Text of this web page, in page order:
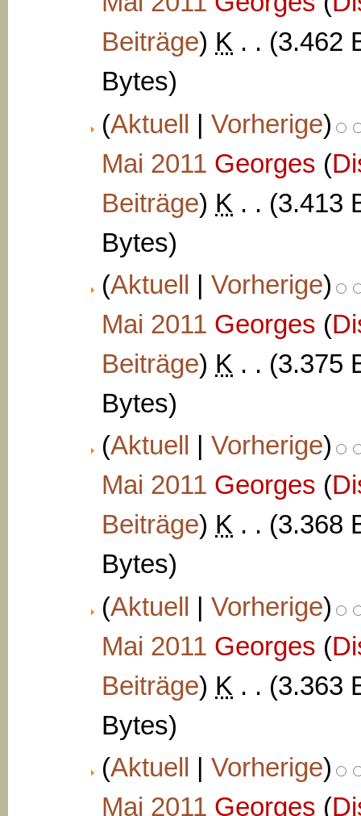
Beiträge) K . . (3.462
Bytes)
(Aktuell |Vorherige)
Mai 2011 Georges (
Beiträge) K . . (3.413
Bytes)
(Aktuell |Vorherige)
Mai 2011 Georges (
Beiträge) K . . (3.375
Bytes)
(Aktuell |Vorherige)
Mai 2011 Georges (
Beiträge) K . . (3.368
Bytes)
(Aktuell |Vorherige)
Mai 2011 Georges (
Beiträge) K . . (3.363
Bytes)
(Aktuell |Vorherige)
Mai 2011 Georges (